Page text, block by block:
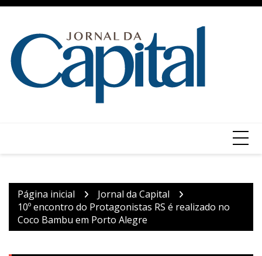
Ir
conteúdo
Página inicial
Jornal da Capital
10º encontro do Protagonistas RS é realizado no
Coco Bambu em Porto Alegre